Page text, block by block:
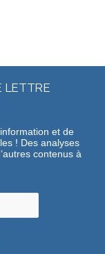
LETTRE
et de
! Des analyses
contenus à